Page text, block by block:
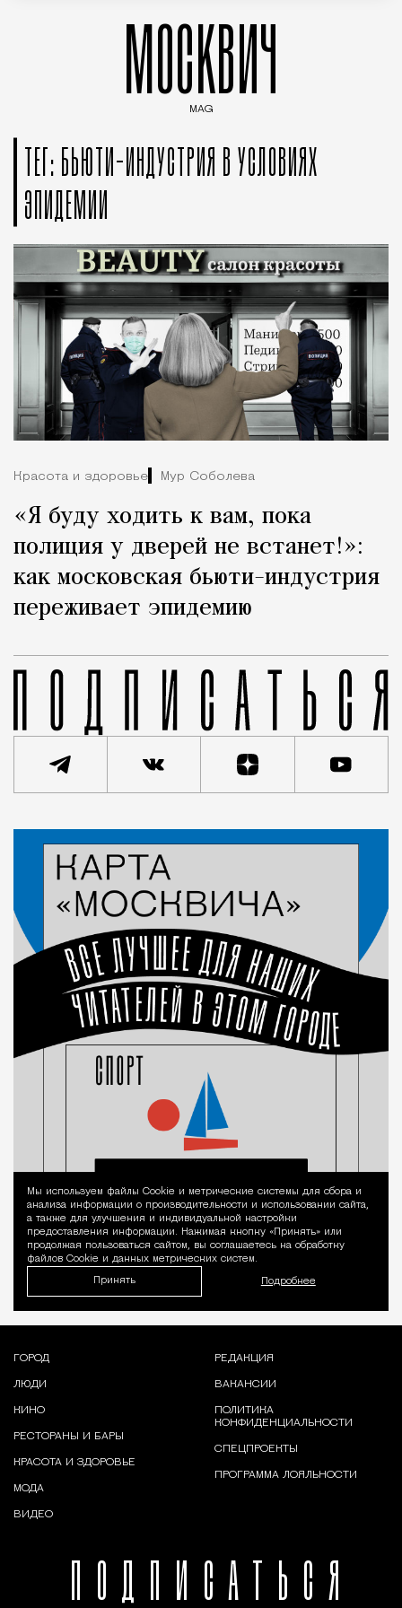
МОСКВИЧ
MAG
ТЕГ: БЬЮТИ-ИНДУСТРИЯ В УСЛОВИЯХ
ЭПИДЕМИИ
Красота и здоровье Мур Соболева
«Я буду ходить к вам, пока
полиция у дверей не встанет!»:
как московская бьюти-индустрия
переживает эпидемию
Уведомление
Мы используем файлы Сookie и метрические системы для сбора и
анализа информации о производительности и использовании сайта,
а также для улучшения и индивидуальной настройки
предоставления информации. Нажимая кнопку «Принять» или
продолжая пользоваться сайтом, вы соглашаетесь на обработку
файлов Cookie и данных метрических систем.
Принять Подробнее
ПОДПИСАТЬСЯ
ГОРОД
ЛЮДИ
КИНО
РЕСТОРАНЫ И БАРЫ
КРАСОТА И ЗДОРОВЬЕ
МОДА
ВИДЕО
РЕДАКЦИЯ
ВАКАНСИИ
ПОЛИТИКА
КОНФИДЕНЦИАЛЬНОСТИ
СПЕЦПРОЕКТЫ
ПРОГРАММА ЛОЯЛЬНОСТИ